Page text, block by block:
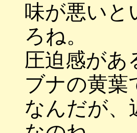
味が悪いと
ろね。
圧迫感があ
ブナの黄葉
なんだが、